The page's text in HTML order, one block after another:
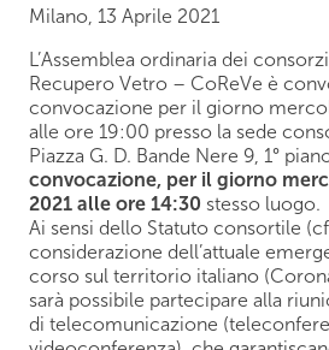
Milano, 13 Aprile 2021
L’Assemblea ordinaria dei
Recupero Vetro – CoReVe è
convocazione per il giorno
alle ore 19:00 presso la sede
Piazza G. D. Bande Nere 9, 1°
convocazione, per il giorno
2021 alle ore 14:30 stesso luogo.
Ai sensi dello Statuto consortile
considerazione dell’attuale
corso sul territorio italiano
sarà possibile partecipare alla
di telecomunicazione